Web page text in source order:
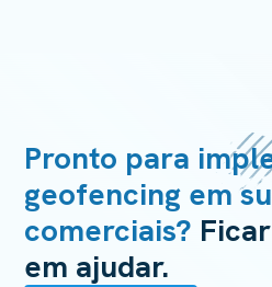
Pronto para
geofencing em
comerciais?
em ajudar.